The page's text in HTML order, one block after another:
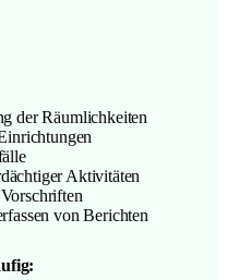
der Räumlichkeiten
Aktivitäten
von Berichten